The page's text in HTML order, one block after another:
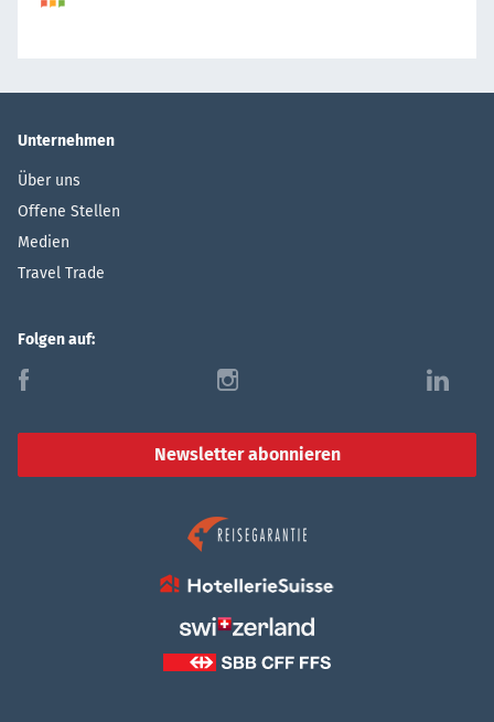
Unternehmen
Über uns
Offene Stellen
Medien
Travel Trade
Folgen auf:
f i l
Newsletter abonnieren